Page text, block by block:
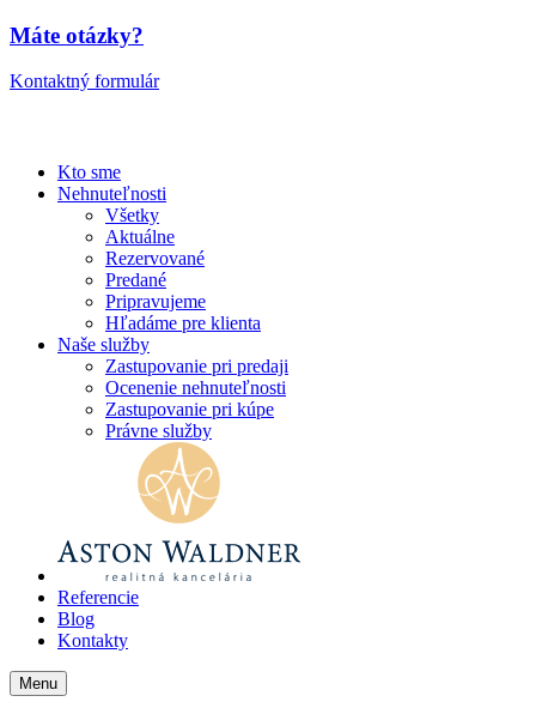
Máte otázky?
Kontaktný formulár
Kto sme
Nehnuteľnosti
Všetky
Aktuálne
Rezervované
Predané
Pripravujeme
Hľadáme pre klienta
Naše služby
Zastupovanie pri predaji
Ocenenie nehnuteľnosti
Zastupovanie pri kúpe
Právne služby
Referencie
Blog
Kontakty
Menu